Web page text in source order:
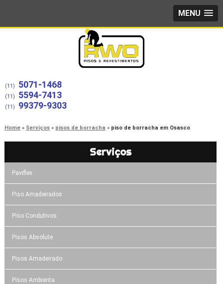
MENU
(11) 5071-1468
(11) 5594-7413
(11) 99379-9303
Home Serviços pisos de borracha piso de borracha em Osasco
Serviços
Paviflex
Piso Amadeirados
Piso Condutivos
Pisos Absolute
Pisos Amadeirado
Pisos Ambienta